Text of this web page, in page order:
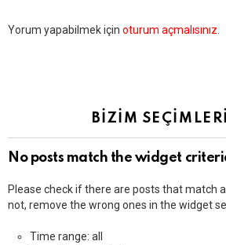
Bir
Yorum yapabilmek için oturum açmalısınız.
BİZİM
No posts match the widget
Please check if there are posts that match
not, remove the wrong ones in the widget
Time range: all